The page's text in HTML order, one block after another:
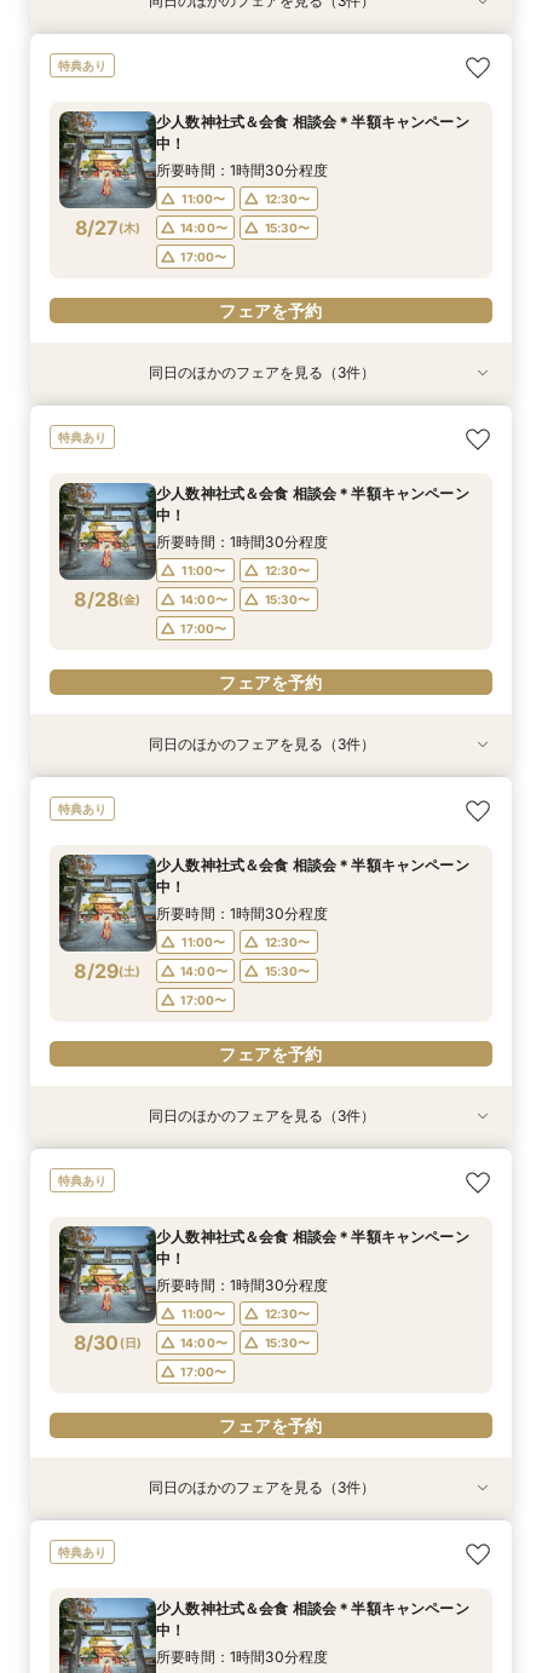
8/24(月)
【少人数専門】家族に感謝を伝える結婚式＆会食
14:00〜
15:30〜
17:00〜
フェアを予約
8/24(月)
14:00〜
15:30〜
17:00〜
フェアを予約
8/24(月)
大人気！リゾートウエディング相談会（沖縄、北
フェアを予約
特典あり
8/27(木)
少人数神社式＆会食 相談会＊半額キャンペーン
中！
所要時間：1時間30分程度
11:00〜
12:30〜
14:00〜
15:30〜
17:00〜
フェアを予約
8/27(木)
【少人数専門】家族に感謝を伝える結婚式＆会食
14:00〜
15:30〜
17:00〜
フェアを予約
8/27(木)
14:00〜
15:30〜
17:00〜
フェアを予約
8/27(木)
大人気！リゾートウエディング相談会（沖縄、北
フェアを予約
同日のほかのフェアを見る（3件）
特典あり
8/28(金)
少人数神社式＆会食 相談会＊半額キャンペーン
中！
所要時間：1時間30分程度
11:00〜
12:30〜
14:00〜
15:30〜
17:00〜
フェアを予約
8/28(金)
【少人数専門】家族に感謝を伝える結婚式＆会食
14:00〜
15:30〜
17:00〜
フェアを予約
8/28(金)
14:00〜
15:30〜
17:00〜
フェアを予約
8/28(金)
大人気！リゾートウエディング相談会（沖縄、北
フェアを予約
同日のほかのフェアを見る（3件）
特典あり
8/29(土)
少人数神社式＆会食 相談会＊半額キャンペーン
中！
所要時間：1時間30分程度
11:00〜
12:30〜
14:00〜
15:30〜
17:00〜
フェアを予約
8/29(土)
【少人数専門】家族に感謝を伝える結婚式＆会食
14:00〜
15:30〜
17:00〜
フェアを予約
8/29(土)
14:00〜
15:30〜
17:00〜
フェアを予約
8/29(土)
大人気！リゾートウエディング相談会（沖縄、北
フェアを予約
同日のほかのフェアを見る（3件）
特典あり
8/30 (日)
少人数神社式＆会食 相談会＊半額キャンペーン
中！
所要時間：1時間30分程度
11:00〜
12:30〜
14:00〜
15:30〜
17:00〜
フェアを予約
8/30(日)
【少人数専門】家族に感謝を伝える結婚式＆会食
14:00〜
15:30〜
8/30(日)
14:00〜
15:30〜
8/30(日)
大人気！リゾートウエディング相談会（沖縄、北
同日のほかのフェアを見る（3件）
特典あり
少人数神社式＆会食 相談会＊半額キャンペーン
中！
所要時間：1時間30分程度